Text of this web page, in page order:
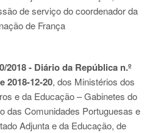
de serviço do coordenador da
de França
2018 - Diário da República n.º
2018-12-20, dos Ministérios dos
e da Educação – Gabinetes do
das Comunidades Portuguesas e
Adjunta e da Educação, de